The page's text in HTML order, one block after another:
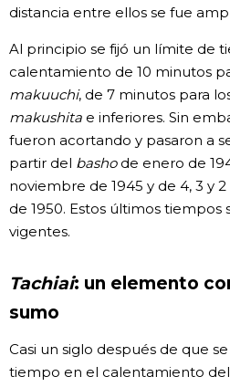
distancia entre ellos se fue
Al principio se fijó un límite de
calentamiento de 10 minutos
makuuchi, de 7 minutos para
makushitae inferiores. Sin
fueron acortando y pasaron a
partir del bashode enero de
noviembre de 1945 y de 4, 3 y
de 1950. Estos últimos tiempos
vigentes.
Tachiai: un elemento
sumo
Casi un siglo después de que
tiempo en el calentamiento